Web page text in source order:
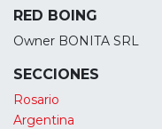
RED BOING
Owner BONITA SRL
SECCIONES
Rosario
Argentina